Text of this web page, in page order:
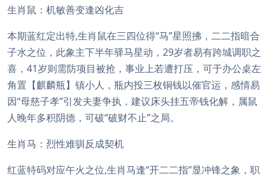
生肖鼠：机敏善变逢凶化吉
本期蓝红定出特,生肖鼠在三四位得“马”星照拂，二二指暗合
子水之位，此象主下半年驿马星动，29岁者易有跨城调职之
喜，41岁则需防项目被抢，事业上若遭打压，可于办公桌左
角置【麒麟瓶】镇小人，瓶内投三枚铜钱以催官运，感情易
因“母慈子孝”引发夫妻争执，建议床头挂五帝钱化解，属鼠
人晚年多积阴德，可破“破财不止”之局。
生肖马：烈性难驯反成契机
红蓝特码对应午火之位,生肖马逢“开二二指”显冲锋之象，职